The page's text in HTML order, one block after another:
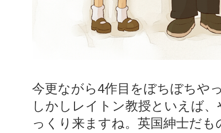
今更ながら4作目をぼちぼちや
しかしレイトン教授といえば
っくり来ますね。英国紳士だも